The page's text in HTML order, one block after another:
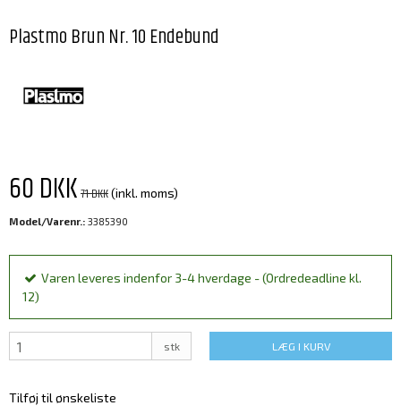
Plastmo Brun Nr. 10 Endebund
60 DKK71 DKK(inkl. moms)
Model/Varenr.: 3385390
Varen leveres indenfor 3-4 hverdage - (Ordredeadline kl.
12)
stk LÆG I KURV
Tilføj til ønskeliste